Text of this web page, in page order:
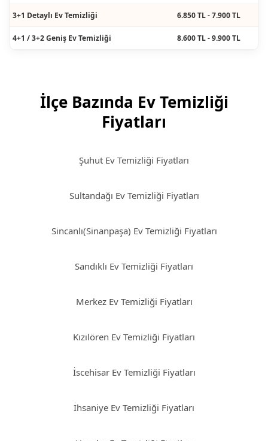
3+1 Detaylı Ev Temizliği 6.850 TL - 7.900 TL
4+1 / 3+2 Geniş Ev Temizliği 8.600 TL - 9.900 TL
İlçe Bazında Ev Temizliği
Fiyatları
Şuhut Ev Temizliği Fiyatları
Sultandağı Ev Temizliği Fiyatları
Sincanlı(Sinanpaşa) Ev Temizliği Fiyatları
Sandıklı Ev Temizliği Fiyatları
Merkez Ev Temizliği Fiyatları
Kızılören Ev Temizliği Fiyatları
İscehisar Ev Temizliği Fiyatları
İhsaniye Ev Temizliği Fiyatları